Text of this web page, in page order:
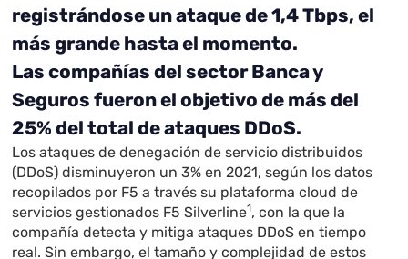
registrándose un ataque de 1,4 Tbps, el
más grande hasta el momento.
Las compañías del sector Banca y
Seguros fueron el objetivo de más del
25% del total de ataques DDoS.
Los ataques de denegación de servicio distribuidos
(DDoS) disminuyeron un 3% en 2021, según los datos
recopilados por F5 a través su plataforma cloud de
servicios gestionados F5 Silverline1, con la que la
compañía detecta y mitiga ataques DDoS en tiempo
real. Sin embargo, el tamaño y complejidad de estos